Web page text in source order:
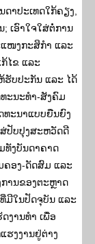
າປະເທດໃກ້ຄຽງ,
ເອົາໃຈໃສ່ຕໍ່ການ
ໜງກະສິກຳ ແລະ
ໄຂ ແລະ
ຮັບປະກັນ ແລະ ໄດ້
ະນະທໍາ-ສັງຄົມ
ະນາແບບຍືນຍົງ
ສ່ປັບປຸງສະຫວັດດີ
ທັງບັນດາຄາດ
ຄອງ-ດັດສົມ ແລະ
ານຂອງຕະຫຼາດ
ມີໃນປັດຈຸບັນ ແລະ
ງານທຳ ເພື່ອ
ຮງງານຢູ່ຕ່າງ